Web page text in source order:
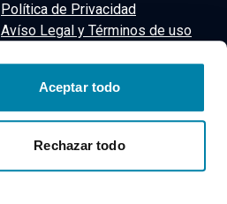
Aceptar todo
Rechazar todo
Política de Privacidad
Avíso Legal y Términos de uso